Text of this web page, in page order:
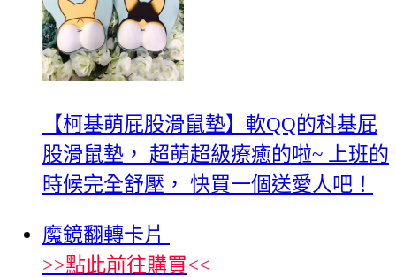
【柯基萌屁股滑鼠墊】軟QQ的科基屁
股滑鼠墊， 超萌超級療癒的啦~ 上班的
時候完全舒壓， 快買一個送愛人吧！
魔鏡翻轉卡片
>>點此前往購買<<